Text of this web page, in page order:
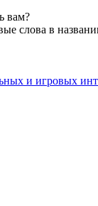
вам?
слова в
и игровых